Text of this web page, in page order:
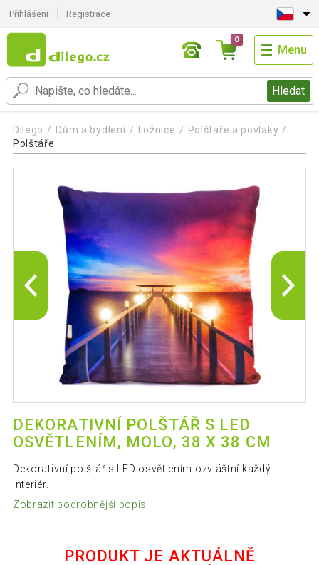
Přihlášení Registrace
Hledat
0
Menu
Dilego Dům a bydlení Ložnice
Polštáře a povlaky
Polštáře
DEKORATIVNÍ POLŠTÁŘ S LED
OSVĚTLENÍM, MOLO, 38 X 38 CM
Dekorativní polštář s LED osvětlením ozvláštní každý
interiér.
Zobrazit podrobnější popis
PRODUKT JE AKTUÁLNĚ